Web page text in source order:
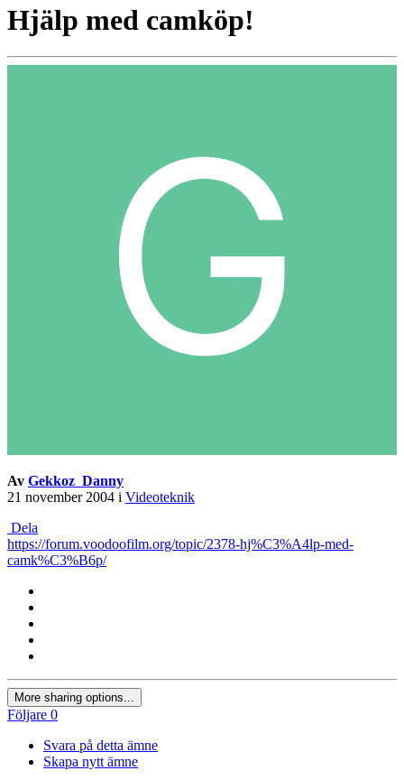
Hjälp med camköp!
Av Gekkoz_Danny
21 november 2004 i Videoteknik
Dela
https://forum.voodoofilm.org/topic/2378-hj%C3%A4lp-med-
camk%C3%B6p/
More sharing options...
Följare 0
Svara på detta ämne
Skapa nytt ämne